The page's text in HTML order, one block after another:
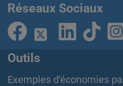
Réseaux Sociaux
Outils
Exemples d'économies